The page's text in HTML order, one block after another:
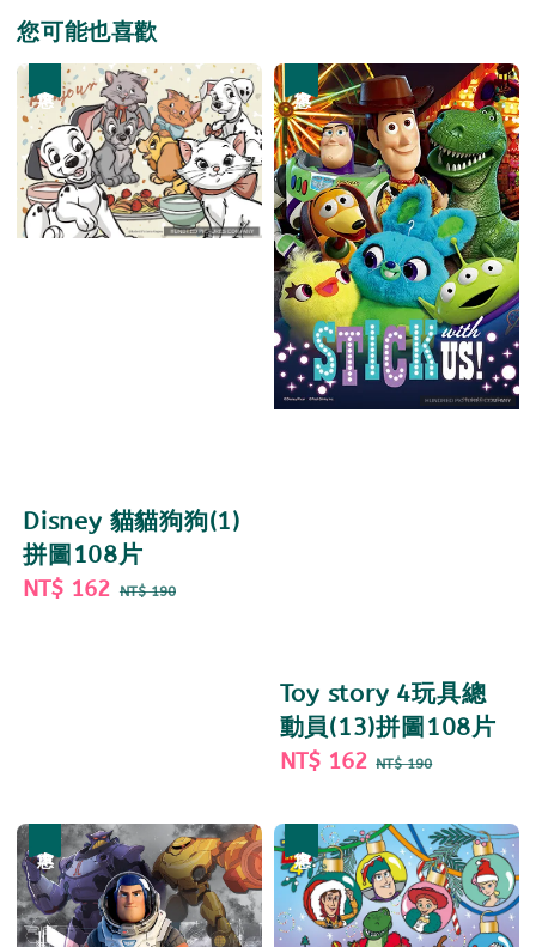
您可能也喜歡
Disney 貓貓狗狗(1)
拼圖108片
Sale
NT$ 162 Regular
NT$ 190
Toy story 4玩具總
動員(13)拼圖108片
Sale
NT$ 162 Regular
NT$ 190